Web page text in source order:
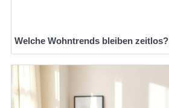
Welche Wohntrends bleiben zeitlos?